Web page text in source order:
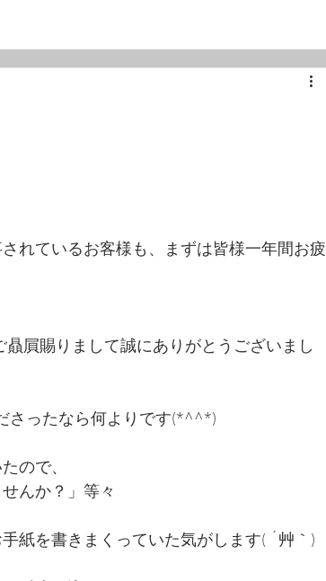
れているお客様も、まずは皆様一年間お疲
屓賜りまして誠にありがとうございまし
さったなら何よりです(*^^*)
ので、
んか？」等々
紙を書きまくっていた気がします( ´艸｀)